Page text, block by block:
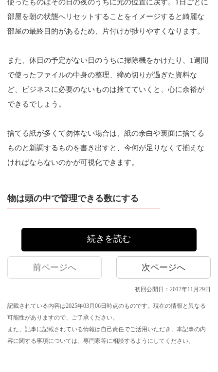
使ったものはその日の夜のうちに元の位置に戻す。1日ごとに
部屋を朝の状態へリセットすることをイメージすると綺麗な
部屋の最終目的があるため、片付けが捗りやすくなります。
また、休日の予定がない日のうちに掃除機をかけたり、1週間
で使ったファイルの中身の整理、締め切りが過ぎた資料な
ど、ビジネスに必要のないものは捨てていくと、心に余裕が
できるでしょう。
捨てる紙が多くて勿体ない場合は、紙の余白や裏面に捨てる
ものと新調するものを書き出すと、今何が足りなくて揃えな
ければならないのかが可視化できます。
物は頭の中で管理できる数にする
続きを読む
前ページへ 次ページへ
初回公開日：2017年11月29日
記載されている内容は2025年03月06日時点のものです。現在の情報と異なる
可能性がありますので、ご了承ください。
また、記事に記載されている情報は自己責任でご活用いただき、本記事の内
容に関する事項については、専門家等に相談するようにしてください。